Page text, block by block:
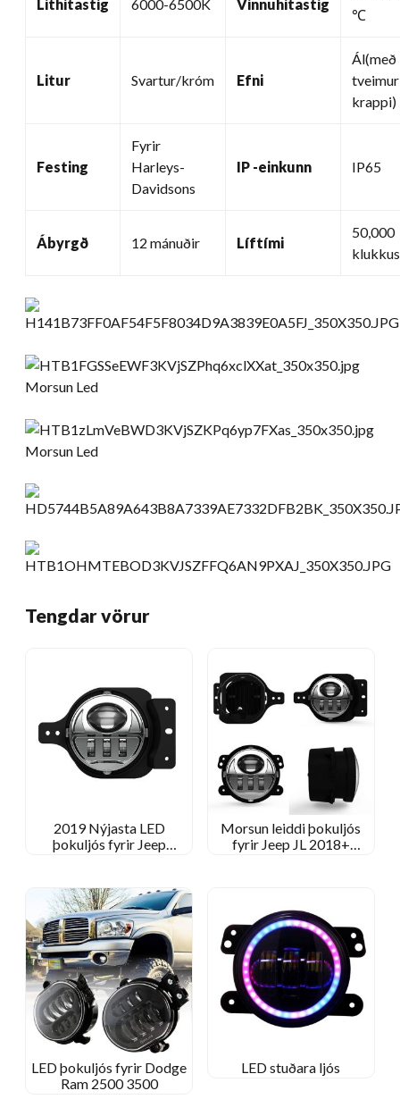
Lithitastig 6000-6500K Vinnuhitastig
℃
Litur Svartur/króm Efni
Ál(með
tveimur
krappi)
Festing
Fyrir
Harleys-
Davidsons
IP -einkunn IP65
Ábyrgð 12 mánuðir Líftími
50,000
Tengdar vörur
2019 Nýjasta LED
þokuljós fyrir Jeep
Morsun leiddi þokuljós
fyrir Jeep JL 2018+
LED þokuljós fyrir Dodge
Ram 2500 3500
LED stuðara ljós